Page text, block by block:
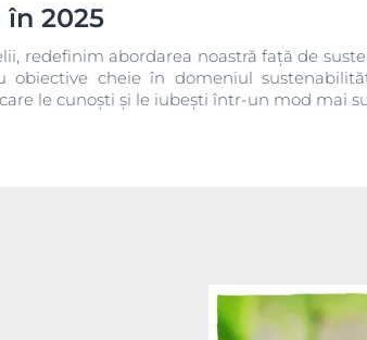
2025
redefinim abordarea noastră față de
obiective cheie în domeniul
le cunoști și le iubești într-un mod mai